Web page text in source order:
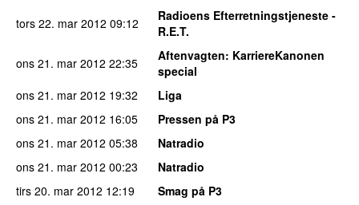
tors 22. mar 2012 09:12
Radioens Efterretningstjeneste -
R.E.T.
ons 21. mar 2012 22:35 Aftenvagten: KarriereKanonen
special
ons 21. mar 2012 19:32
Liga
ons 21. mar 2012 16:05
Pressen på P3
ons 21. mar 2012 05:38
Natradio
ons 21. mar 2012 00:23
Natradio
tirs 20. mar 2012 12:19
Smag på P3